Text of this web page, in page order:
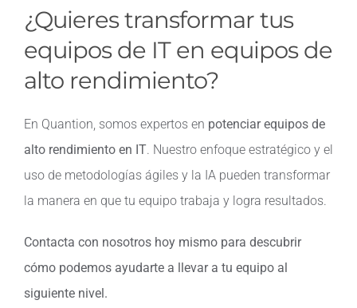
¿Quieres transformar tus
equipos de IT en equipos de
alto rendimiento?
En Quantion, somos expertos en potenciar equipos de
alto rendimiento en IT. Nuestro enfoque estratégico y el
uso de metodologías ágiles y la IA pueden transformar
la manera en que tu equipo trabaja y logra resultados.
Contacta con nosotros hoy mismo para descubrir
cómo podemos ayudarte a llevar a tu equipo al
siguiente nivel.